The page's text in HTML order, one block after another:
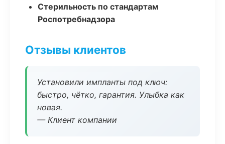
Стерильность по стандартам
Роспотребнадзора
Отзывы клиентов
Установили импланты под ключ:
быстро, чётко, гарантия. Улыбка как
новая.
— Клиент компании